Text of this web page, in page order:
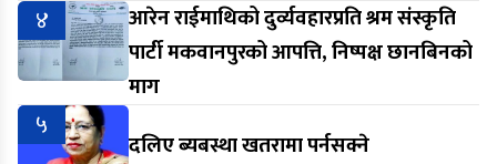
४
आरेन राईमाथिको दुर्व्यवहारप्रति श्रम संस्कृति
पार्टी मकवानपुरको आपत्ति, निष्पक्ष छानबिनको
माग
५
दलिए ब्यबस्था खतरामा पर्नसक्ने